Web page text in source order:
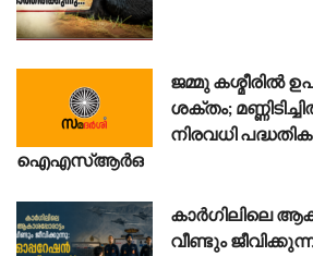
ജമ്മു കശ്മീരിൽ
ശക്തം;
നിരവധി
ഐഎസ്ആർഒ
കാർഗിലിലെ
വീണ്ടും